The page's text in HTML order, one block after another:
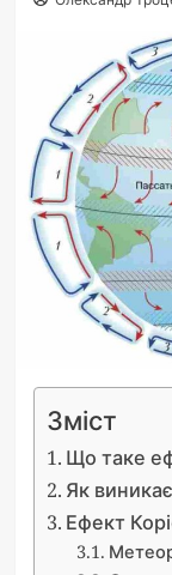
Зміст
Що таке
Як
Ефект